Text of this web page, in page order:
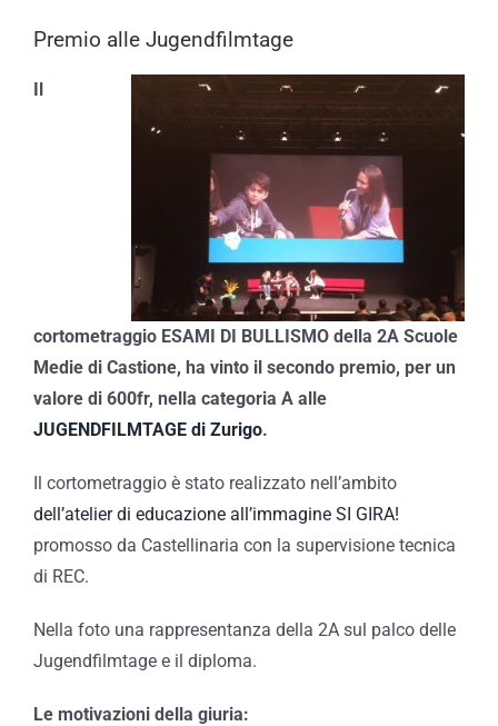
Premio alle Jugendfilmtage
Il
cortometraggio ESAMI DI BULLISMO della 2A Scuole
Medie di Castione, ha vinto il secondo premio, per un
valore di 600fr, nella categoria A alle
JUGENDFILMTAGE di Zurigo.
Il cortometraggio è stato realizzato nell’ambito
dell’atelier di educazione all’immagine SI GIRA!
promosso da Castellinaria con la supervisione tecnica
di REC.
Nella foto una rappresentanza della 2A sul palco delle
Jugendfilmtage e il diploma.
Le motivazioni della giuria: